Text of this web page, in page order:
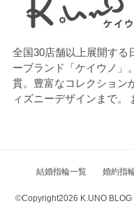
全国30店舗以上展開する
ーブランド「ケイウノ」
貫。豊富なコレクション
ィズニーデザインまで。
結婚指輪一覧 婚約指
©Copyright2026 K.UNO